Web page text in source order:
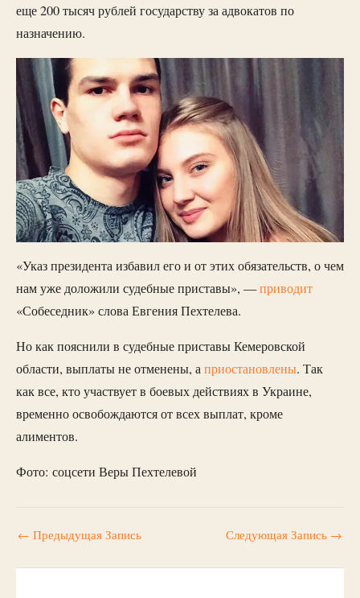
еще 200 тысяч рублей государству за адвокатов по
назначению.
«Указ президента избавил его и от этих обязательств, о чем
нам уже доложили судебные приставы», —приводит
«Собеседник» слова Евгения Пехтелева.
Но как пояснили в судебные приставы Кемеровской
области, выплаты не отменены, априостановлены. Так
как все, кто участвует в боевых действиях в Украине,
временно освобождаются от всех выплат, кроме
алиментов.
Фото: соцсети Веры Пехтелевой
← Предыдущая Запись Следующая Запись →